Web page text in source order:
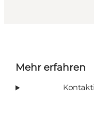
Mehr erfahren